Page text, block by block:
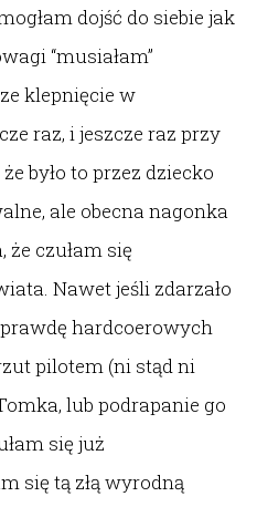
dojść do siebie jak
“musiałam”
klepnięcie w
raz, i jeszcze raz przy
było to przez dziecko
ale obecna nagonka
że czułam się
Nawet jeśli zdarzało
hardcoerowych
pilotem (ni stąd ni
lub podrapanie go
się już
się tą złą wyrodną